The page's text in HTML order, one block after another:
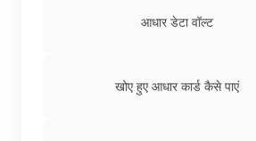
आधार डेटा वॉल्ट
खोए हुए आधार कार्ड कैसे पाएं